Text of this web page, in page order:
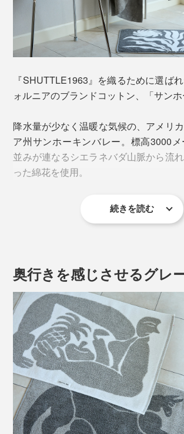
「FRUITS」
の。台湾では、朝ごはんにたくさん甘
ずしいフルーツを食べた。
「TUILIP」
わたしたちが行った時はチューリップ
た冬。 春にはこの素敵なおおらかな
ーリップが一面に咲き誇るのかと思い
うと心に決める。
かつて、タオルの聖地「今治」ではこ
機」が主流だったそうですが、今治製の
高速化を続ける最新の機械と比べると、
ます。
杼（シャトル）の木管に巻きつけら
20cm分。20cm織るごとに付け替えが必
そんな非効率なことを、なぜ続けるの
『SHUTTLE1963』を織るために選ば
ォルニアのブランドコットン、「サンホ
降水量が少なく温暖な気候の、アメリ
ア州サンホーキンバレー。標高3000
並みが連なるシエラネバダ山脈から流
った綿花を使用。
繊維長が約32ミリある上質な長綿で、
続きを読む
奥行きを感じさせるグレ